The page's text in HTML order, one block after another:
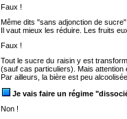
Faux !
Même dits "sans adjonction de
Il vaut mieux les réduire. Les fruits
Faux !
Tout le sucre du raisin y est
(sauf cas particuliers). Mais
Par ailleurs, la bière est peu
Je vais faire un régime
Non !